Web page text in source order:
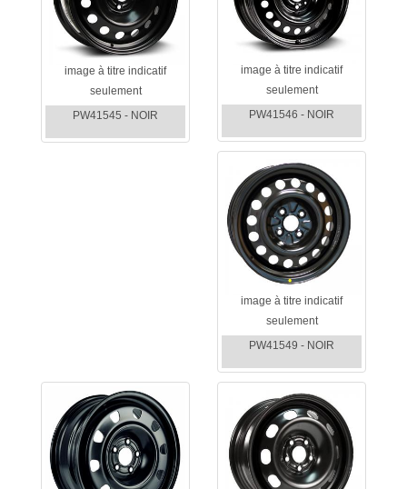
image à titre indicatif
seulement
PW41545 - NOIR
image à titre indicatif
seulement
PW41546 - NOIR
image à titre indicatif
seulement
PW41549 - NOIR